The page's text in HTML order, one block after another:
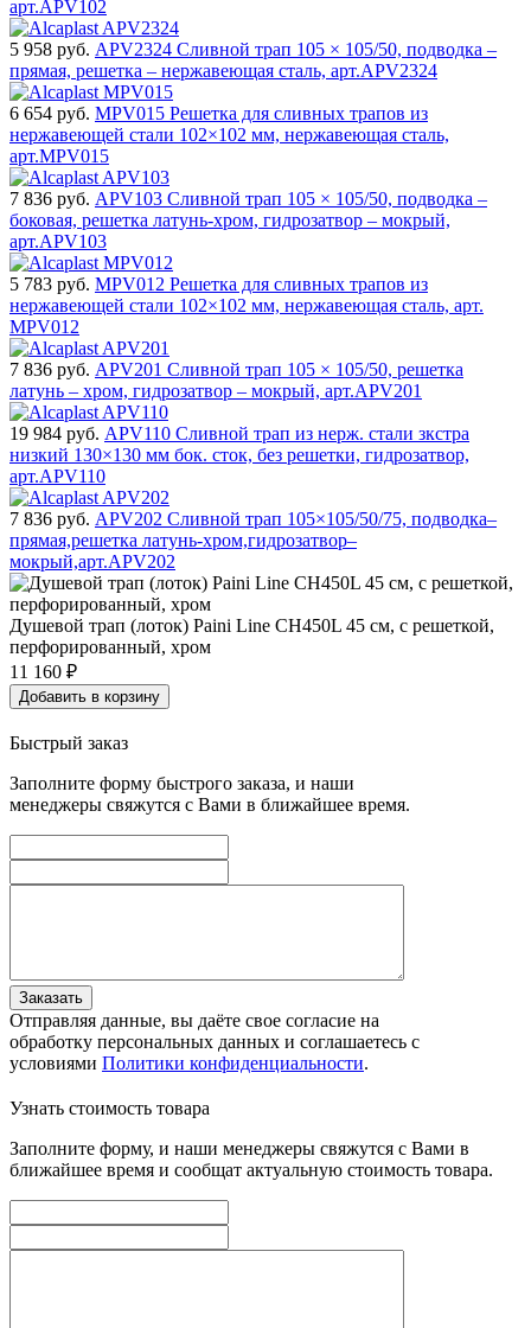
арт.APV102
5 958 руб. APV2324 Сливной трап 105 × 105/50, подводка –
прямая, решетка – нержавеющая сталь, арт.APV2324
6 654 руб. MPV015 Решетка для cливных трапов из
нержавеющей стали 102×102 мм, нержавеющая сталь,
арт.MPV015
7 836 руб. APV103 Сливной трап 105 × 105/50, подводка –
боковая, решетка латунь-хром, гидрозатвор – мокрый,
арт.APV103
5 783 руб. MPV012 Решетка для cливных трапов из
нержавеющей стали 102×102 мм, нержавеющая сталь, арт.
MPV012
7 836 руб. APV201 Сливной трап 105 × 105/50, решетка
латунь – хром, гидрозатвор – мокрый, арт.APV201
19 984 руб. APV110 Сливной трап из нерж. стали зкстра
низкий 130×130 мм бок. сток, без pешетки, гидрозатвор,
арт.APV110
7 836 руб. APV202 Сливной трап 105×105/50/75, подводка–
прямая,решетка латунь-хром,гидрозатвор–
мокрый,арт.APV202
Душевой трап (лоток) Paini Line CH450L 45 см, с решеткой,
перфорированный, хром
11 160 ₽
Добавить в корзину
Быстрый заказ
Заполните форму быстрого заказа, и наши
менеджеры свяжутся с Вами в ближайшее время.
Заказать
Отправляя данные, вы даёте свое согласие на
обработку персональных данных и соглашаетесь с
условиями Политики конфиденциальности.
Узнать стоимость товара
Заполните форму, и наши менеджеры свяжутся с Вами в
ближайшее время и сообщат актуальную стоимость товара.